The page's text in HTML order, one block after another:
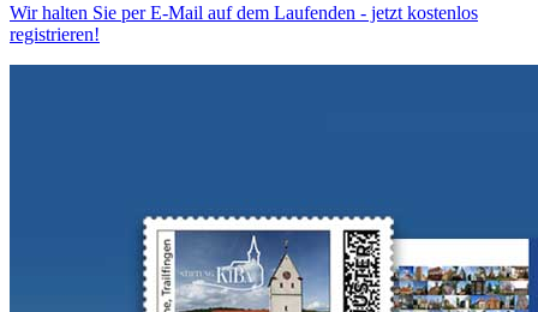
Wir halten Sie per E-Mail auf dem Laufenden - jetzt kostenlos
registrieren!